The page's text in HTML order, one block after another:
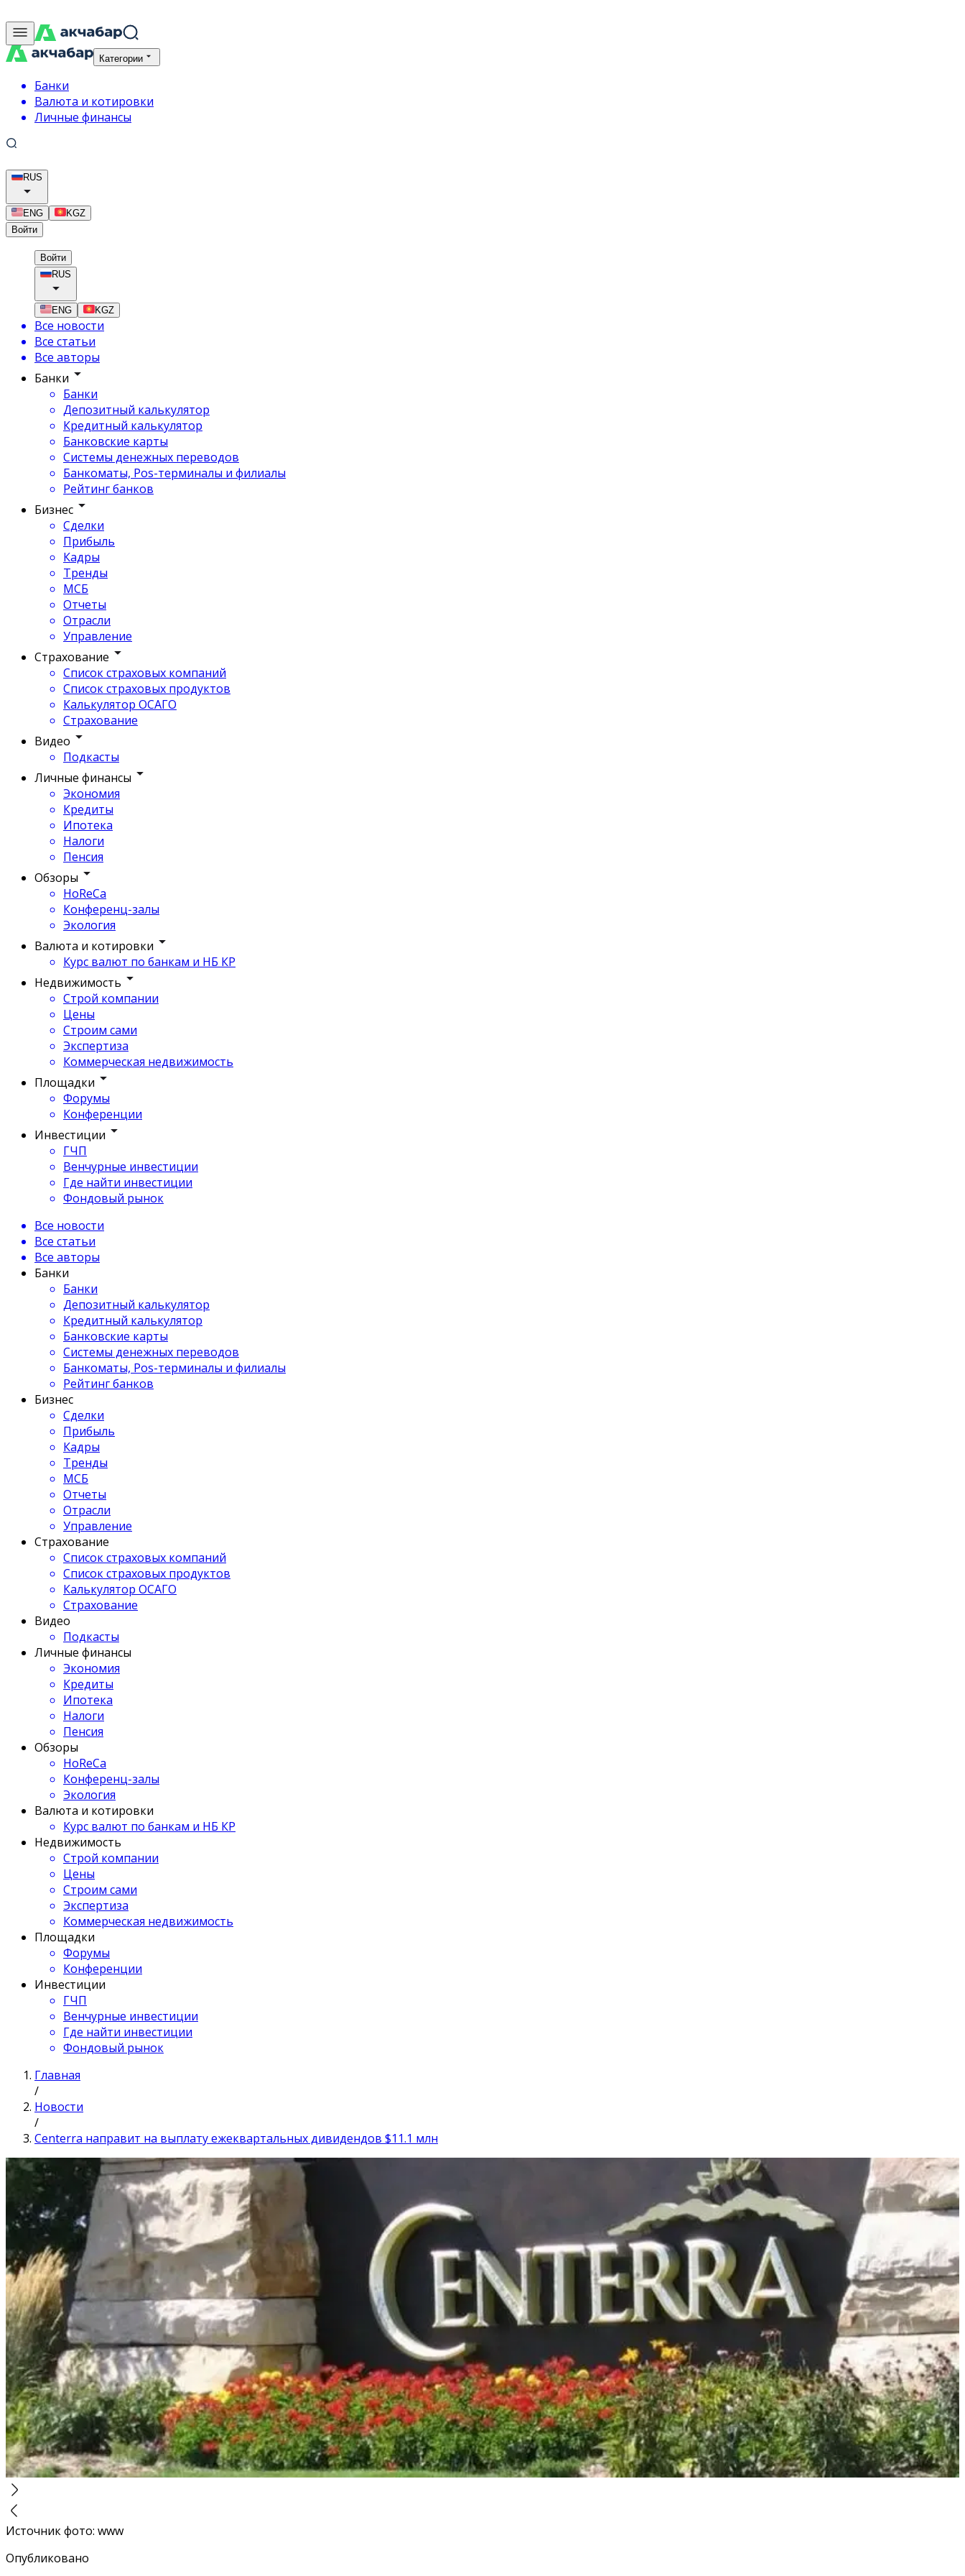
Категории
Банки
Валюта и котировки
Личные финансы
RUS
ENG
KGZ
Войти
Войти
RUS
ENG KGZ
Все новости
Все статьи
Все авторы
Банки
Банки
Депозитный калькулятор
Кредитный калькулятор
Банковские карты
Системы денежных переводов
Банкоматы, Pos-терминалы и филиалы
Рейтинг банков
Бизнес
Сделки
Прибыль
Кадры
Тренды
МСБ
Отчеты
Отрасли
Управление
Страхование
Список страховых компаний
Список страховых продуктов
Калькулятор ОСАГО
Страхование
Видео
Подкасты
Личные финансы
Экономия
Кредиты
Ипотека
Налоги
Пенсия
Обзоры
HoReCa
Конференц-залы
Экология
Валюта и котировки
Курс валют по банкам и НБ КР
Недвижимость
Строй компании
Цены
Строим сами
Экспертиза
Коммерческая недвижимость
Площадки
Форумы
Конференции
Инвестиции
ГЧП
Венчурные инвестиции
Где найти инвестиции
Фондовый рынок
Все новости
Все статьи
Все авторы
Банки
Банки
Депозитный калькулятор
Кредитный калькулятор
Банковские карты
Системы денежных переводов
Банкоматы, Pos-терминалы и филиалы
Рейтинг банков
Бизнес
Сделки
Прибыль
Кадры
Тренды
МСБ
Отчеты
Отрасли
Управление
Страхование
Список страховых компаний
Список страховых продуктов
Калькулятор ОСАГО
Страхование
Видео
Подкасты
Личные финансы
Экономия
Кредиты
Ипотека
Налоги
Пенсия
Обзоры
HoReCa
Конференц-залы
Экология
Валюта и котировки
Курс валют по банкам и НБ КР
Недвижимость
Строй компании
Цены
Строим сами
Экспертиза
Коммерческая недвижимость
Площадки
Форумы
Конференции
Инвестиции
ГЧП
Венчурные инвестиции
Где найти инвестиции
Фондовый рынок
Главная
/
Новости
/
Centerra направит на выплату ежеквартальных дивидендов $11.1 млн
Источник фото: www
Опубликовано